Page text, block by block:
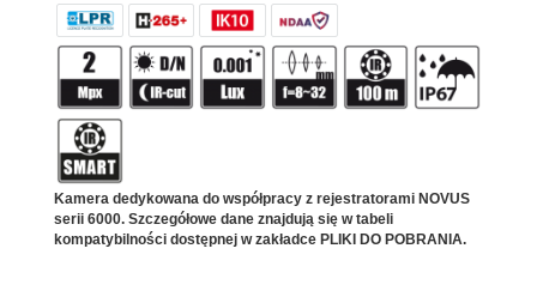
Kamera dedykowana do współpracy z rejestratorami NOVUS
serii 6000. Szczegółowe dane znajdują się w tabeli
kompatybilności dostępnej w zakładce PLIKI DO POBRANIA.